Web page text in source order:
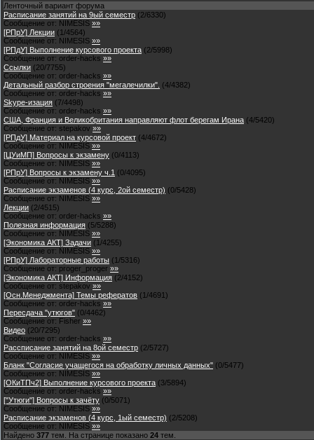
Ленточный вариант форума
Расписание занятий на 9ый семестр (2/6330)
Сообщение от: NIMESIS »»
[РПрУ] Лекции (1/4564)
Сообщение от: NIMESIS »»
[РПдУ] Выполнение курсового проекта (2/5998)
Сообщение от: order-hacks »»
Ссылки (20/7755)
Сообщение от: order-hacks »»
Детальный разбор строения "мегалечилки". (4/4382)
Сообщение от: order-hacks »»
Skype-изация (7/4498)
Сообщение от: order-hacks »»
США, Франция и Великобритания направляют флот берегам Ирана (4/5420)
Сообщение от: stepakov »»
[РПдУ] Материал на курсовой проект (4/4672)
Сообщение от: NIMESIS »»
[ЦУиМП] Вопросы к экзамену (0/4113)
Сообщение от: NIMESIS »»
[РПрУ] Вопросы к экзамену ч.1 (0/4095)
Сообщение от: NIMESIS »»
Расписание экзаменов (4 курс, 2ой семестр) (0/5428)
Сообщение от: NIMESIS »»
Лекции (2/4515)
Сообщение от: order-hacks »»
Полезная информация (5/5288)
Сообщение от: NIMESIS »»
[Экономика АКТ] Задачи (1/4255)
Сообщение от: NIMESIS »»
[РПрУ] Лабораторные работы (1/5316)
Сообщение от: proger_proger »»
[Экономика АКТ] Информация (2/4152)
Сообщение от: stepakov »»
[Осн.Менеджмента] Темы рефератов (1/4691)
Сообщение от: order-hacks »»
Пересдача "утюгов" (0/4462)
Сообщение от: Fisher »»
Видео (20/7295)
Сообщение от: order-hacks »»
Рассписание занятий на 8ой семестр (2/5727)
Сообщение от: NIMESIS »»
Бланк "Согласие учащегося на обработку личных данных" (0/5477)
Сообщение от: NIMESIS »»
[ОКиТПч2] Выполнение курсового проекта (3/5894)
Сообщение от: order-hacks »»
["Утюги"] Вопросы к зачёту (0/5071)
Сообщение от: NIMESIS »»
Расписание экзаменов (4 курс, 1ый семестр) (2/5208)
Сообщение от: NIMESIS »»
Найдено 377 тем. На странице показано 24 тем.